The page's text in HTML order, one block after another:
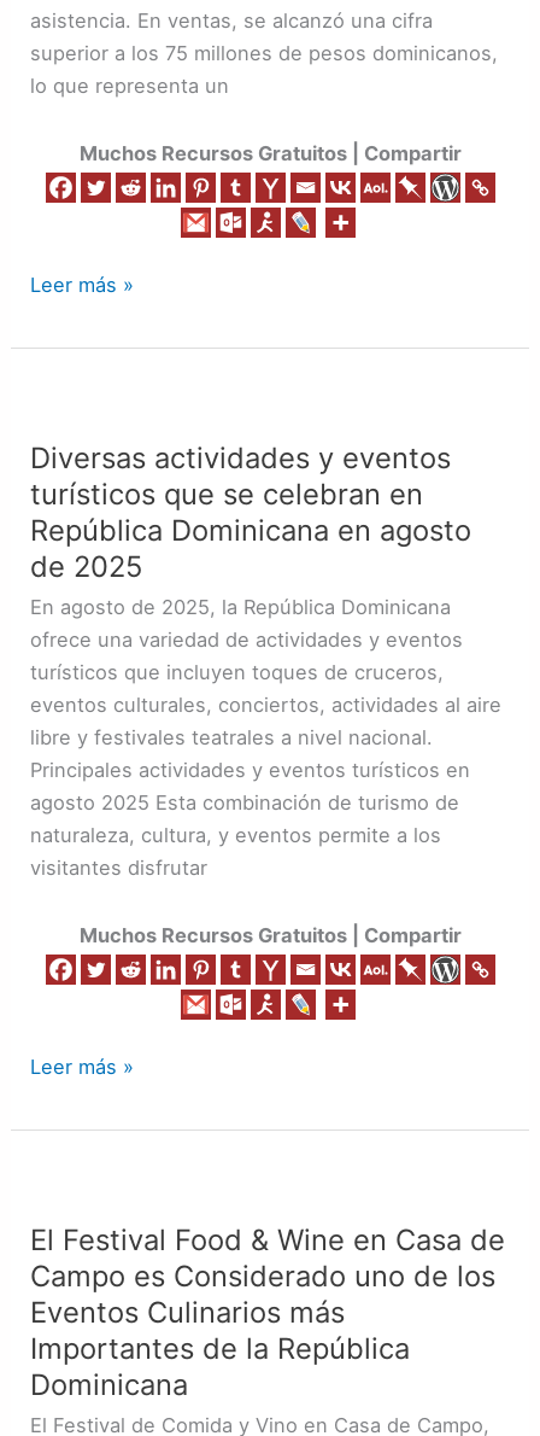
asistencia. En ventas, se alcanzó una cifra
superior a los 75 millones de pesos dominicanos,
lo que representa un
Muchos Recursos Gratuitos | Compartir
Dominicana
Santo
2025
Leer más »
Diversas actividades y eventos
turísticos que se celebran en
República Dominicana en agosto
de 2025
En agosto de 2025, la República Dominicana
ofrece una variedad de actividades y eventos
turísticos que incluyen toques de cruceros,
eventos culturales, conciertos, actividades al aire
libre y festivales teatrales a nivel nacional.
Principales actividades y eventos turísticos en
agosto 2025 Esta combinación de turismo de
naturaleza, cultura, y eventos permite a los
visitantes disfrutar
Muchos Recursos Gratuitos | Compartir
y
eventos
turísticos
que
celebran
en
República
Dominicana
en
agosto
de
2025
Leer más »
El Festival Food & Wine en Casa de
Campo es Considerado uno de los
Eventos Culinarios más
Importantes de la República
Dominicana
El Festival de Comida y Vino en Casa de Campo,
Food
&
Wine
en
Casa
de